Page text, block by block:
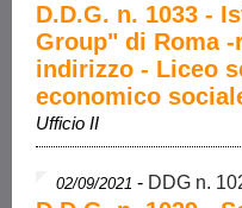
D.D.G. n. 1033 -
Group" di Roma
indirizzo - Liceo
economico
Ufficio II
02/09/2021 - DDG n.